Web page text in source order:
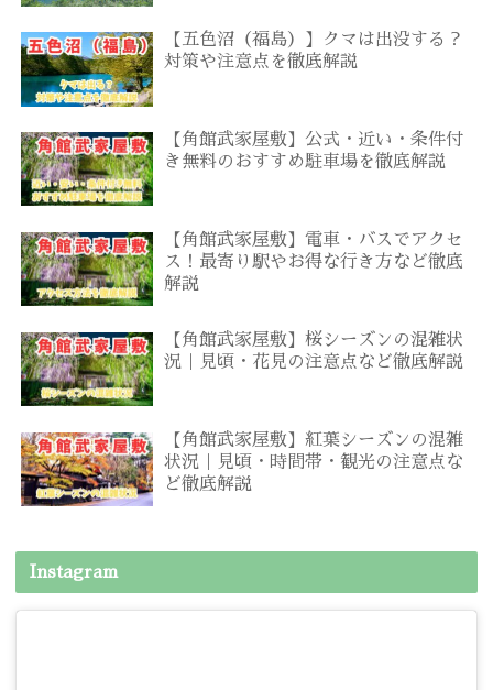
【五色沼（福島）】クマは出没する？
対策や注意点を徹底解説
【角館武家屋敷】公式・近い・条件付
き無料のおすすめ駐車場を徹底解説
【角館武家屋敷】電車・バスでアクセ
ス！最寄り駅やお得な行き方など徹底
解説
【角館武家屋敷】桜シーズンの混雑状
況｜見頃・花見の注意点など徹底解説
【角館武家屋敷】紅葉シーズンの混雑
状況｜見頃・時間帯・観光の注意点な
ど徹底解説
Instagram